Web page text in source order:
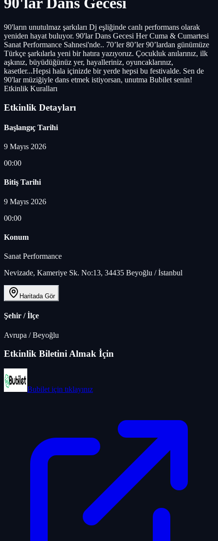
90'ların unutulmaz şarkıları Dj eşliğinde canlı performans olarak
yeniden hayat buluyor. 90'lar Dans Gecesi Her Cuma & Cumartesi
Sanat Performance Sahnesi'nde.. 70’ler 80’ler 90’lardan günümüze
Türkçe şarkılarla yeni bir hatıra yazıyoruz. Çocukluk anılarınız, ilk
aşkınız, büyüdüğünüz yer, hayalleriniz, oyuncaklarınız,
kasetler...Hepsi hala içinizde bir yerde hepsi bu festivalde. Sen de
90'lar müziğiyle dans etmek istiyorsan, unutma Bubilet senin!
Etkinlik Kuralları
Etkinlik Detayları
Başlangıç Tarihi
9 Mayıs 2026
00:00
Bitiş Tarihi
9 Mayıs 2026
00:00
Konum
Sanat Performance
Nevizade, Kameriye Sk. No:13, 34435 Beyoğlu / İstanbul
Haritada Gör
Şehir / İlçe
Avrupa /Beyoğlu
Etkinlik Biletini Almak İçin
Bubilet için tıklayınız